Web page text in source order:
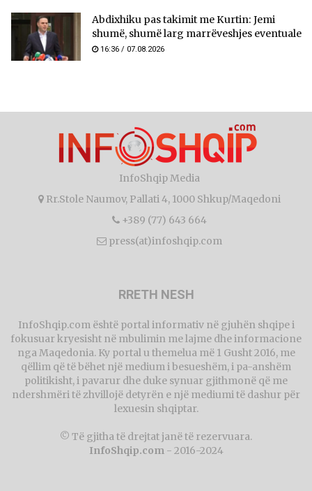
Abdixhiku pas takimit me Kurtin: Jemi
shumë, shumë larg marrëveshjes eventuale
16:36 / 07.08.2026
InfoShqip Media
Rr.Stole Naumov, Pallati 4, 1000 Shkup/Maqedoni
+389 (77) 643 664
press(at)infoshqip.com
RRETH NESH
InfoShqip.com është portal informativ në gjuhën shqipe i
fokusuar kryesisht në mbulimin me lajme dhe informacione
nga Maqedonia. Ky portal u themelua më 1 Gusht 2016, me
qëllim që të bëhet një medium i besueshëm, i pa-anshëm
politikisht, i pavarur dhe duke synuar gjithmonë që me
ndershmëri të zhvillojë detyrën e një mediumi të dashur për
lexuesin shqiptar.
© Të gjitha të drejtat janë të rezervuara.
InfoShqip.com- 2016-2024